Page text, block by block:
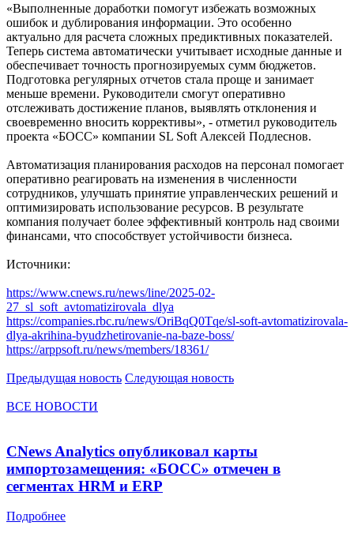
«Выполненные доработки помогут избежать возможных
ошибок и дублирования информации. Это особенно
актуально для расчета сложных предиктивных показателей.
Теперь система автоматически учитывает исходные данные и
обеспечивает точность прогнозируемых сумм бюджетов.
Подготовка регулярных отчетов стала проще и занимает
меньше времени. Руководители смогут оперативно
отслеживать достижение планов, выявлять отклонения и
своевременно вносить коррективы», - отметил руководитель
проекта «БОСС» компании SL Soft Алексей Подлеснов.
Автоматизация планирования расходов на персонал помогает
оперативно реагировать на изменения в численности
сотрудников, улучшать принятие управленческих решений и
оптимизировать использование ресурсов. В результате
компания получает более эффективный контроль над своими
финансами, что способствует устойчивости бизнеса.
Источники:
https://www.cnews.ru/news/line/2025-02-
27_sl_soft_avtomatizirovala_dlya
https://companies.rbc.ru/news/OriBqQ0Tqe/sl-soft-avtomatizirovala-
dlya-akrihina-byudzhetirovanie-na-baze-boss/
https://arppsoft.ru/news/members/18361/
Предыдущая новость Следующая новость
ВСЕ НОВОСТИ
CNews Analytics опубликовал карты
импортозамещения: «БОСС» отмечен в
сегментах HRM и ERP
Подробнее